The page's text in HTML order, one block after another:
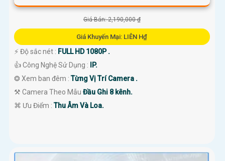
Giá Bán: 2,190,000 ₫
Giá Khuyến Mại: LIÊN H₫
️⚡ Độ sắc nét : FULL HD 1080P .
👍 Công Nghệ Sử Dụng :
IP.
❂ Xem ban đêm :Từng Vị Trí Camera .
⚒ Camera Theo Mẫu Đầu Ghi 8 kênh.
️⌘ Ưu Điểm :Thu Âm Và Loa.